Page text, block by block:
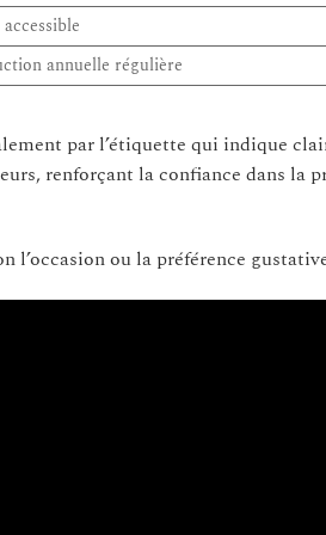
annuelle régulière
par l’étiquette qui indique
renforçant la confiance dans la
l’occasion ou la préférence